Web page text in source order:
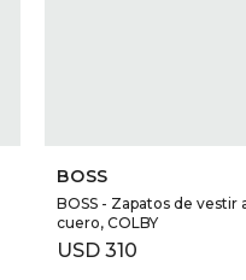
BOSS
BOSS - Zapatos de vestir
cuero, COLBY
USD 310